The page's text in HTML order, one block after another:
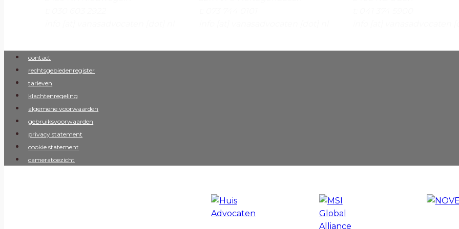
contact
rechtsgebiedenregister
tarieven
klachtenregeling
algemene voorwaarden
gebruiksvoorwaarden
privacy statement
cookie statement
cameratoezicht